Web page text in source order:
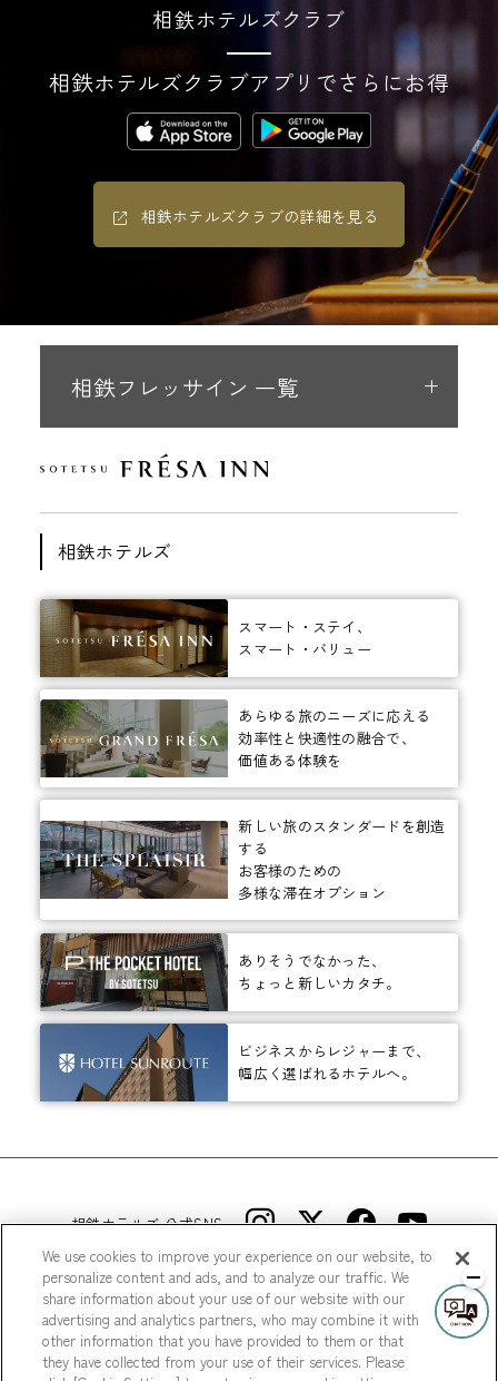
相鉄ホテルズクラブ
相鉄ホテルズクラブアプリでさらにお得
相鉄ホテルズクラブの詳細を見る
相鉄フレッサイン 一覧
相鉄ホテルズ
スマート・ステイ、
スマート・バリュー
あらゆる旅のニーズに応える
効率性と快適性の融合で、
価値ある体験を
新しい旅のスタンダードを創造
する
お客様のための
多様な滞在オプション
ありそうでなかった、
ちょっと新しいカタチ。
ビジネスからレジャーまで、
幅広く選ばれるホテルへ。
相鉄ホテルズ 公式SNS
© Sotetsu Hotel Management CO., LTD.
We use cookies to improve your experience on our website, to
personalize content and ads, and to analyze our traffic. We
share information about your use of our website with our
advertising and analytics partners, who may combine it with
other information that you have provided to them or that
they have collected from your use of their services. Please